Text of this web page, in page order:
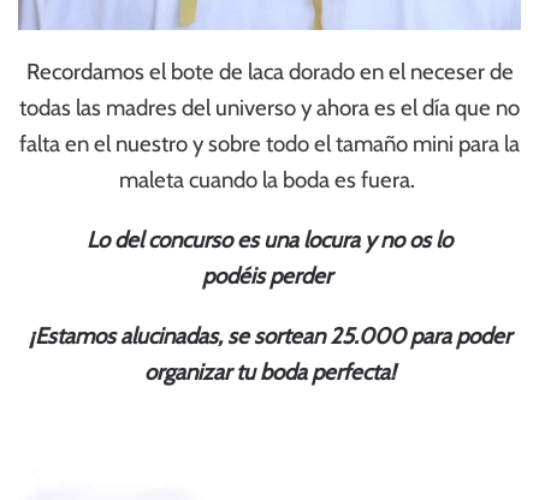
Recordamos el bote de laca dorado en el neceser de
todas las madres del universo y ahora es el día que no
falta en el nuestro y sobre todo el tamaño mini para la
maleta cuando la boda es fuera.
Lo delconcursoes una locura y no os lo
podéisperder
¡Estamos alucinadas, se sortean 25.000 para poder
organizar tu boda perfecta!